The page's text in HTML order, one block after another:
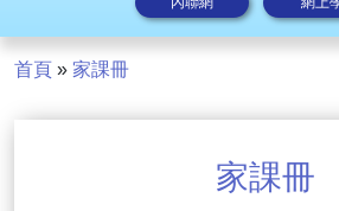
首頁 » 家課冊
家課冊